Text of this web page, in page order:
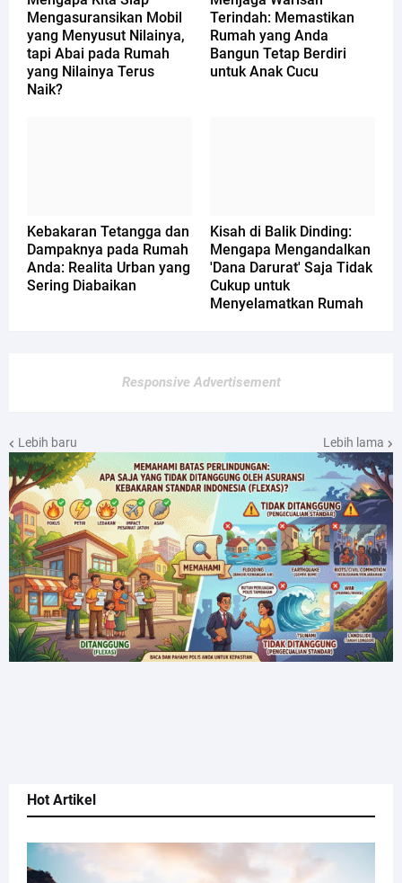
Hot Artikel
Mengasuransikan Mobil
yang Menyusut Nilainya,
tapi Abai pada Rumah
yang Nilainya Terus
Naik?
Terindah: Memastikan
Rumah yang Anda
Bangun Tetap Berdiri
untuk Anak Cucu
Kebakaran Tetangga dan
Dampaknya pada Rumah
Anda: Realita Urban yang
Sering Diabaikan
Kisah di Balik Dinding:
Mengapa Mengandalkan
'Dana Darurat' Saja Tidak
Cukup untuk
Menyelamatkan Rumah
Responsive Advertisement
Lebih baru Lebih lama